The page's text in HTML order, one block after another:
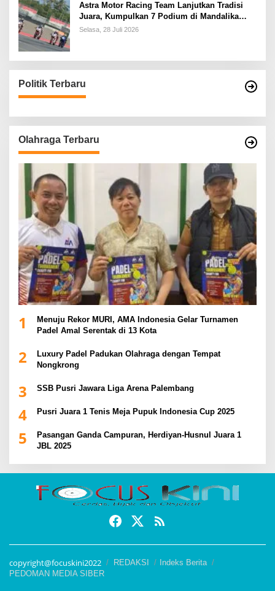
Astra Motor Racing Team Lanjutkan Tradisi
Juara, Kumpulkan 7 Podium di Mandalika
Racing Series Putaran ke 3
Selasa, 28 Juli 2026
Politik Terbaru
Olahraga Terbaru
1
Menuju Rekor MURI, AMA Indonesia Gelar Turnamen
Padel Amal Serentak di 13 Kota
2
Luxury Padel Padukan Olahraga dengan Tempat
Nongkrong
3 SSB Pusri Jawara Liga Arena Palembang
4 Pusri Juara 1 Tenis Meja Pupuk Indonesia Cup 2025
5
Pasangan Ganda Campuran, Herdiyan-Husnul Juara 1
JBL 2025
copyright@focuskini2022 REDAKSI
Indeks Berita
PEDOMAN MEDIA SIBER